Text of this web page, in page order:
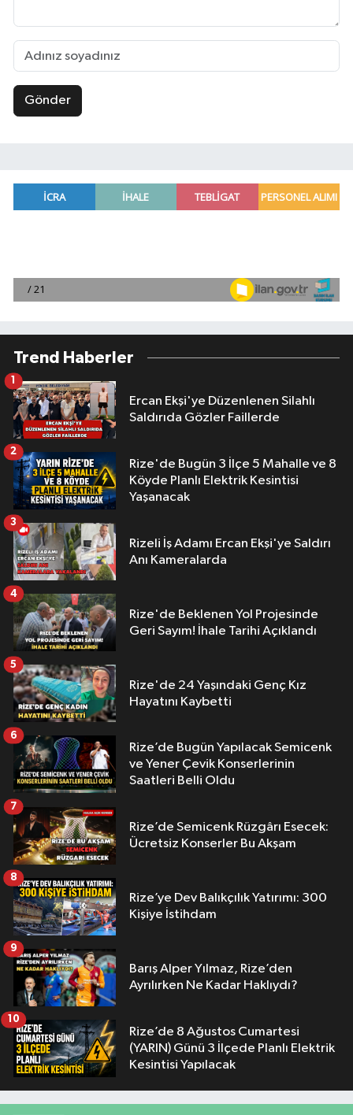
Gönder
Trend Haberler
Ercan Ekşi'ye Düzenlenen Silahlı
Saldırıda Gözler Faillerde
1
Rize'de Bugün 3 İlçe 5 Mahalle ve 8
Köyde Planlı Elektrik Kesintisi
Yaşanacak
2
Rizeli İş Adamı Ercan Ekşi'ye Saldırı
Anı Kameralarda
3
Rize'de Beklenen Yol Projesinde
Geri Sayım! İhale Tarihi Açıklandı
4
Rize'de 24 Yaşındaki Genç Kız
Hayatını Kaybetti
5
Rize’de Bugün Yapılacak Semicenk
ve Yener Çevik Konserlerinin
Saatleri Belli Oldu
6
Rize’de Semicenk Rüzgârı Esecek:
Ücretsiz Konserler Bu Akşam
7
Rize’ye Dev Balıkçılık Yatırımı: 300
Kişiye İstihdam
8
Barış Alper Yılmaz, Rize’den
Ayrılırken Ne Kadar Haklıydı?
9
Rize’de 8 Ağustos Cumartesi
(YARIN) Günü 3 İlçede Planlı Elektrik
Kesintisi Yapılacak
10